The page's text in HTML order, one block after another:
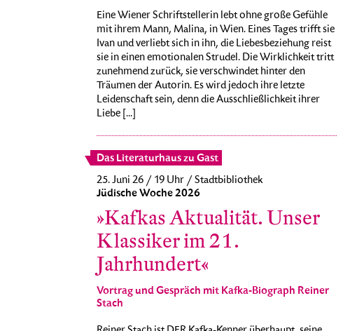
Eine Wiener Schriftstellerin lebt ohne große Gefühle
mit ihrem Mann, Malina, in Wien. Eines Tages trifft sie
Ivan und verliebt sich in ihn, die Liebesbeziehung reist
sie in einen emotionalen Strudel. Die Wirklichkeit tritt
zunehmend zurück, sie verschwindet hinter den
Träumen der Autorin. Es wird jedoch ihre letzte
Leidenschaft sein, denn die Ausschließlichkeit ihrer
Liebe [...]
Das Literaturhaus zu Gast
25. Juni 26 / 19 Uhr / Stadtbibliothek
Jüdische Woche 2026
»Kafkas Aktualität. Unser
Klassiker im 21.
Jahrhundert«
Vortrag und Gespräch mit Kafka-Biograph Reiner
Stach